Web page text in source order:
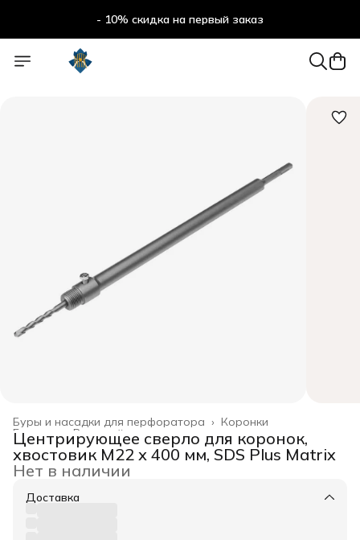
- 10% скидка на первый заказ
Коронки
Буры и насадки для перфоратора ›
Режущий инструмент ›
Главная
Центрирующее сверло для коронок,
хвостовик M22 х 400 мм, SDS Plus Matrix
Нет в наличии
Доставка